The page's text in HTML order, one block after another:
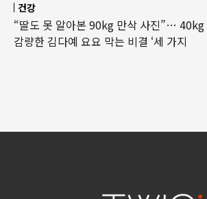
건강
“딸도 못 알아본 90kg 만삭 사진”… 40kg
감량한 김다예 요요 막는 비결 ‘세 가지